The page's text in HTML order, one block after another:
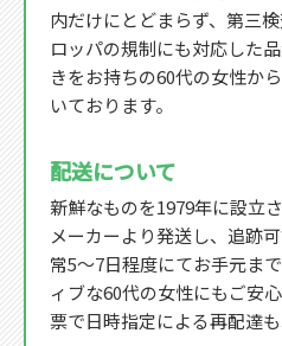
内だけにとどまらず、第三
ロッパの規制にも対応した
きをお持ちの60代の女性か
いております。
配送について
新鮮なものを1979年に設立
メーカーより発送し、追跡
常5～7日程度にてお手元ま
ィブな60代の女性にもご安
票で日時指定による再配達も